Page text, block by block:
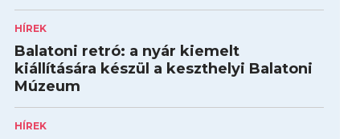
HÍREK
Balatoni retró: a nyár kiemelt
kiállítására készül a keszthelyi Balatoni
Múzeum
HÍREK